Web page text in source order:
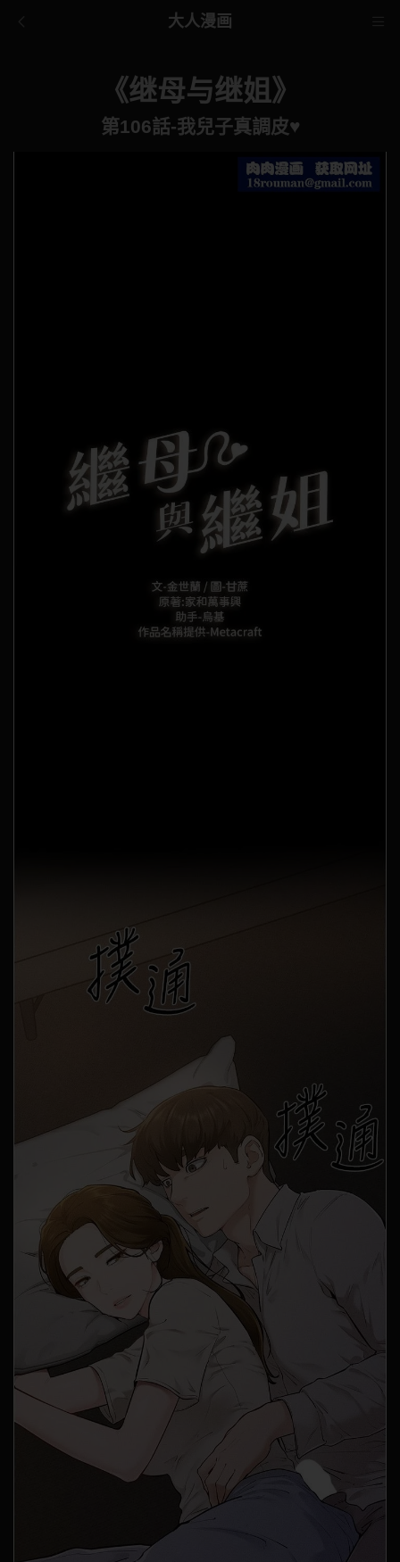
大人漫画
《继母与继姐》
第106話-我兒子真調皮♥